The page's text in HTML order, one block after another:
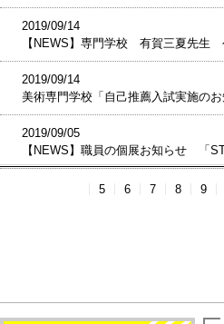
2019/09/14
【NEWS】専門学校 有賀三夏先生
2019/09/14
美術専門学校「自己推薦入試実施の
2019/09/05
【NEWS】職員の個展お知らせ 「
5 6 7 8 9